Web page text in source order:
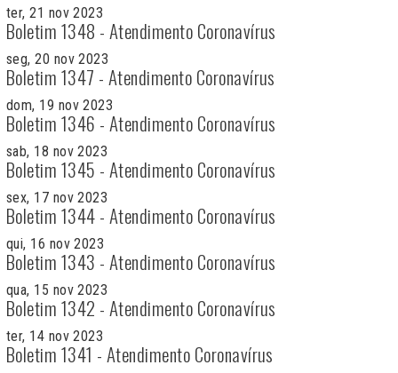
ter, 21 nov 2023
Boletim 1348 - Atendimento Coronavírus
seg, 20 nov 2023
Boletim 1347 - Atendimento Coronavírus
dom, 19 nov 2023
Boletim 1346 - Atendimento Coronavírus
sab, 18 nov 2023
Boletim 1345 - Atendimento Coronavírus
sex, 17 nov 2023
Boletim 1344 - Atendimento Coronavírus
qui, 16 nov 2023
Boletim 1343 - Atendimento Coronavírus
qua, 15 nov 2023
Boletim 1342 - Atendimento Coronavírus
ter, 14 nov 2023
Boletim 1341 - Atendimento Coronavírus